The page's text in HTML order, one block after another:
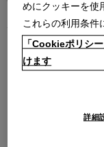
めにクッキーを使
これらの利用条件
「Cookieポリシ
けます
詳細